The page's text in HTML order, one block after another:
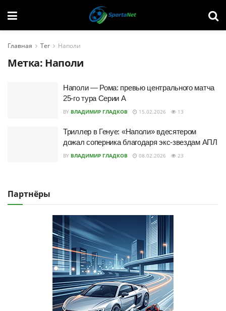
Главная Тег Наполи
Метка: Наполи
Наполи — Рома: превью центрального матча
25-го тура Серии А
BY ВЛАДИМИР ГЛАДКОВ 15.02.2026 13
Триллер в Генуе: «Наполи» вдесятером
дожал соперника благодаря экс-звездам АПЛ
BY ВЛАДИМИР ГЛАДКОВ 08.02.2026 23
Партнёры